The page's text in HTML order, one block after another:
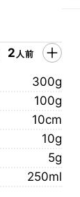
2 人前
300g
100g
10cm
10g
5g
250ml